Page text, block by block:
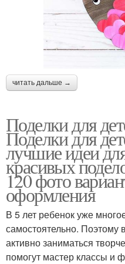
читать дальше →
Поделки для
Поделки для
лучшие идеи
красивых
120 фото
оформления
В 5 лет ребенок уже
самостоятельно. Поэтому
активно заниматься
помогут мастер классы и